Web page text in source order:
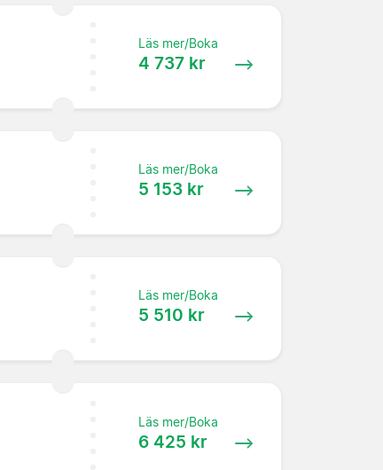
Läs mer/Boka
4 737 kr
Läs mer/Boka
5 153 kr
Läs mer/Boka
5 510 kr
Läs mer/Boka
6 425 kr